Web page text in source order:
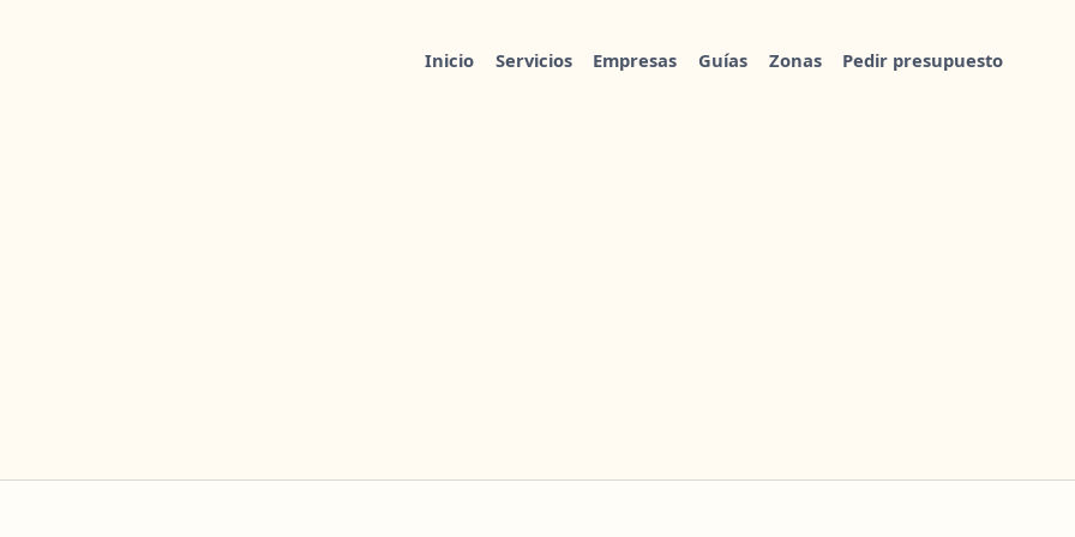
Inicio Servicios Empresas Guías Zonas Pedir presupuesto